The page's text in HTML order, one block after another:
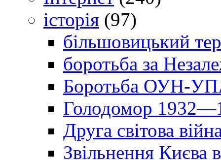
історія (97)
більшовицький
боротьба за
Боротьба ОУН-УПА
Голодомор
Друга світова
Звільнення Києва